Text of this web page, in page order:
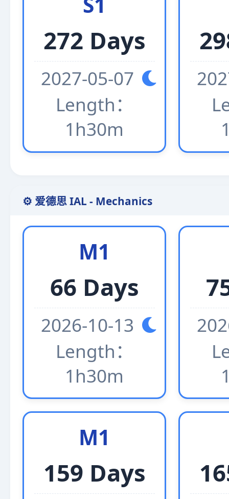
272 Days
2027-05-07
Length：
1h30m
⚙️ 爱德思 IAL - Mechanics
M1
66 Days
2026-10-13
Length：
1h30m
M1
159 Days